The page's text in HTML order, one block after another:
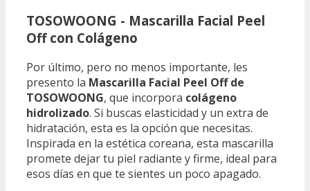
TOSOWOONG - Mascarilla Facial Peel
Off con Colágeno
Por último, pero no menos importante, les
presento la Mascarilla Facial Peel Off de
TOSOWOONG, que incorpora colágeno
hidrolizado. Si buscas elasticidad y un extra de
hidratación, esta es la opción que necesitas.
Inspirada en la estética coreana, esta mascarilla
promete dejar tu piel radiante y firme, ideal para
esos días en que te sientes un poco apagado.